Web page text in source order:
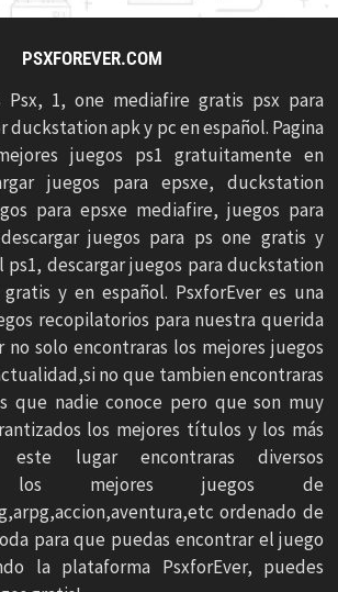
PSXFOREVER.COM
Psx, 1, one mediafire gratis psx para
duckstation apk y pc en español. Pagina
juegos ps1 gratuitamente en
juegos para epsxe, duckstation
para epsxe mediafire, juegos para
juegos para ps one gratis y
ps1, descargar juegos para duckstation
y en español. PsxforEver es una
recopilatorios para nuestra querida
no solo encontraras los mejores juegos
no que tambien encontraras
que nadie conoce pero que son muy
los mejores títulos y los más
este lugar encontraras diversos
los mejores juegos de
ordenado de
para que puedas encontrar el juego
la plataforma PsxforEver, puedes